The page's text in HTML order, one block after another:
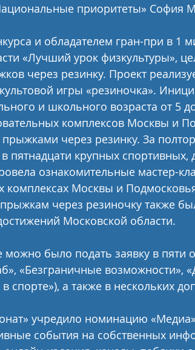
приоритеты» София
и обладателем гран-при в 1
«Лучший урок физкультуры»,
через резинку. Проект
игры «резиночка».
и школьного возраста от 5
комплексов Москвы и
через резинку. За
пятнадцати крупных спортивных,
ознакомительные мастер-
комплексах Москвы и
через резиночку также
Московской области.
можно было подать заявку в пяти
«Безграничные возможности»,
спорте»), а также в нескольких
учредило номинацию
события на собственных